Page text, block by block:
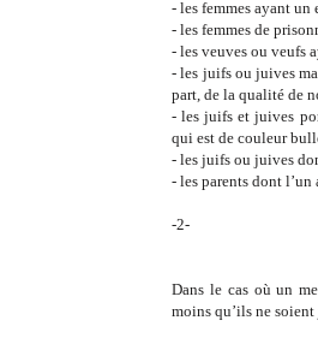
- les femmes ayant un
- les femmes de
- les veuves ou veufs
- les juifs ou juives
part, de la qualité de
- les juifs et juives
qui est de couleur
- les juifs ou juives
- les parents dont l’un
-2-
Dans le cas où un
moins qu’ils ne